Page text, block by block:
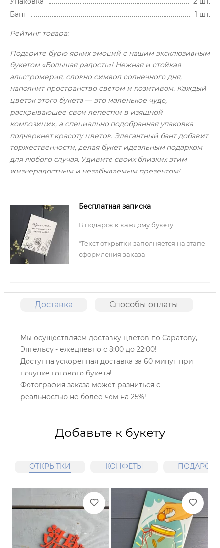
Бант
1 шт.
Рейтинг товара:
Подарите бурю ярких эмоций с нашим эксклюзивным
букетом «Большая радость»! Нежная и стойкая
альстромерия, словно символ солнечного дня,
наполнит пространство светом и позитивом. Каждый
цветок этого букета — это маленькое чудо,
раскрывающее свои лепестки в изящной
композиции, а специально подобранная упаковка
подчеркнет красоту цветов. Элегантный бант добавит
торжественности, делая букет идеальным подарком
для любого случая. Удивите своих близких этим
жизнерадостным и незабываемым презентом!
Бесплатная записка
В подарок к каждому букету
*Текст открытки заполняется на этапе
оформления заказа
Доставка Способы оплаты
Мы осуществляем доставку цветов по Саратову,
Энгельсу - ежедневно с 8:00 до 22:00!
Доступна ускоренная доставка за 60 минут при
покупке готового букета!
Фотография заказа может разниться с
реальностью не более чем на 25%!
Добавьте к букету
ОТКРЫТКИ КОНФЕТЫ